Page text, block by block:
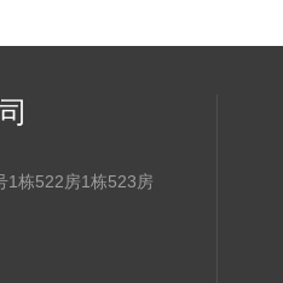
1栋522房1栋523房